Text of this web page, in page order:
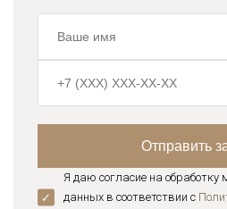
Я даю согласие на обработку
данных в соответствии с